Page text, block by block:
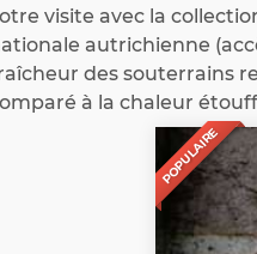
visite avec la
autrichienne
des souterrains
à la chaleur
POPULAIRE